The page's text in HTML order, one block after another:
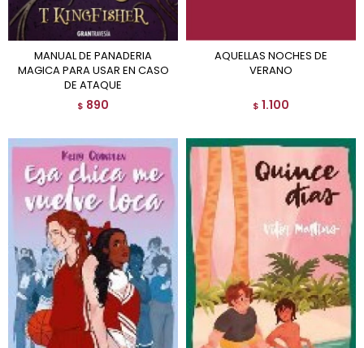
MANUAL DE PANADERIA
MAGICA PARA USAR EN CASO
DE ATAQUE
$ 890
AQUELLAS NOCHES DE
VERANO
$ 1.100